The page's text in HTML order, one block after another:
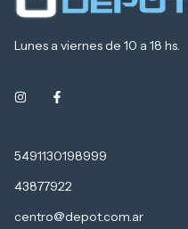
Lunes a viernes de 10 a 18 hs.
5491130198999
43877922
centro@depot.com.ar